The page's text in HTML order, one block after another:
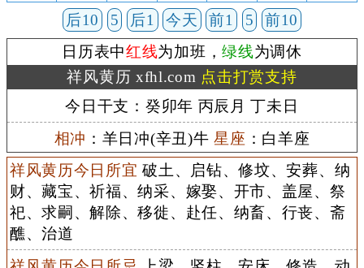
后10 5 后1 今天 前1 5
前10
日历表中红线为加班，绿线为调休
祥风黄历 xfhl.com 点击打赏支持
今日干支：癸卯年 丙辰月 丁未日
相冲 ：羊日冲(辛丑)牛星座 ：白羊座
祥风黄历今日所宜 破土、启钻、修坟、安葬、纳
财、藏宝、祈福、纳采、嫁娶、开市、盖屋、祭
祀、求嗣、解除、移徙、赴任、纳畜、行丧、斋
醮、治道